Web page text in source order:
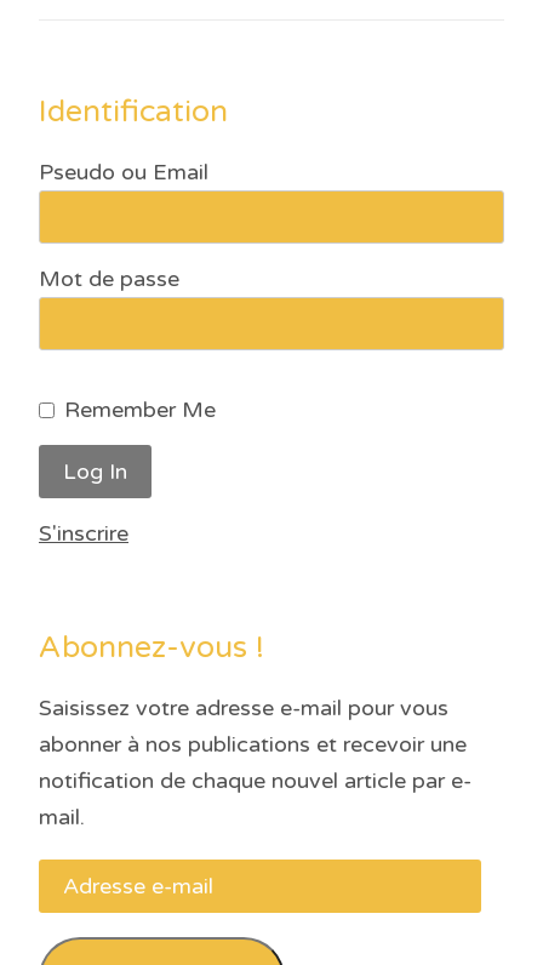
Identification
Pseudo ou Email
Mot de passe
Remember Me
S'inscrire
Abonnez-vous !
Saisissez votre adresse e-mail pour vous
abonner à nos publications et recevoir une
notification de chaque nouvel article par e-
mail.
Adresse
e-
mail